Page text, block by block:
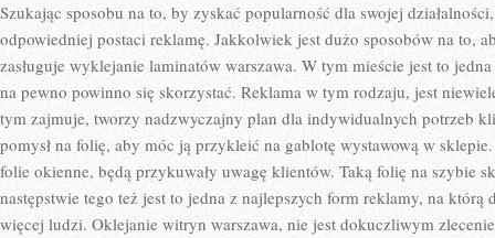
I
W
TANIEJ
Szukając sposobu na to, by zyskać popularność dla swojej
odpowiedniej postaci reklamę. Jakkolwiek jest dużo sposobów na to,
zasługuje wyklejanie laminatów warszawa. W tym mieście jest to
na pewno powinno się skorzystać. Reklama w tym rodzaju, jest
tym zajmuje, tworzy nadzwyczajny plan dla indywidualnych potrzeb
pomysł na folię, aby móc ją przykleić na gablotę wystawową w
folie okienne, będą przykuwały uwagę klientów. Taką folię na szybie
następstwie tego też jest to jedna z najlepszych form reklamy, na którą
więcej ludzi. Oklejanie witryn warszawa, nie jest dokuczliwym